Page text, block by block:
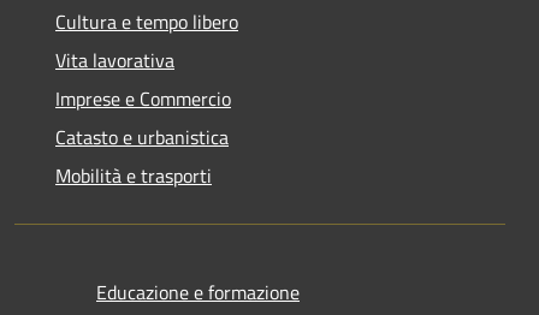
Cultura e tempo libero
Vita lavorativa
Imprese e Commercio
Catasto e urbanistica
Mobilità e trasporti
Educazione e formazione